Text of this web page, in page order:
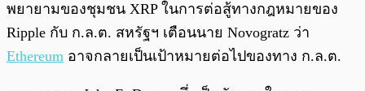
พยายามของชุมชน XRP ในการต่อสู้ทางกฎหมายของ
Ripple กับ ก.ล.ต. สหรัฐฯ เตือนนาย Novogratz ว่า
Ethereum อาจกลายเป็นเป้าหมายต่อไปของทาง ก.ล.ต.